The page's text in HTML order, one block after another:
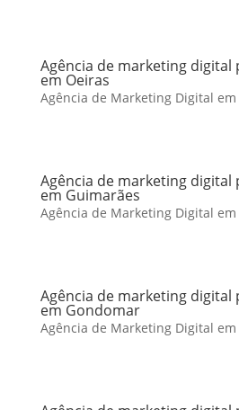
Agência de marketing digital
em Oeiras
Agência de Marketing Digital
Agência de marketing digital
em Guimarães
Agência de Marketing Digital
Agência de marketing digital
em Gondomar
Agência de Marketing Digital